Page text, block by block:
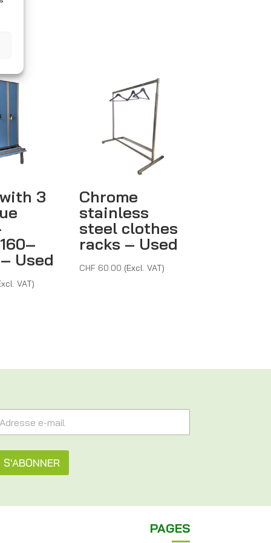
3
Used
VAT)
Chrome
stainless
steel clothes
racks – Used
CHF60.00 (Excl. VAT)
S'ABONNER
PAGES